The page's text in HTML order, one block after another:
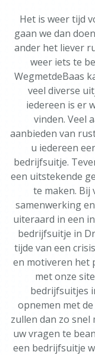
Het is weer tijd
gaan we dan
ander het liever
weer iets te
WegmetdeBaas
veel diverse
iedereen is er
vinden. Veel
aanbieden van
u iedereen
bedrijfsuitje.
een uitstekende
te maken. Bij
samenwerking
uiteraard in een
bedrijfsuitje in
tijde van een
en motiveren het
met onze
bedrijfsuitjes
opnemen met
zullen dan zo
uw vragen te
een bedrijfsuitje